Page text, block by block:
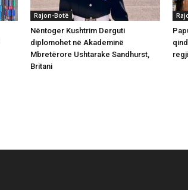
Rajon-Botë
Nëntoger Kushtrim Derguti
diplomohet në Akademinë
Mbretërore Ushtarake Sandhurst,
Britani